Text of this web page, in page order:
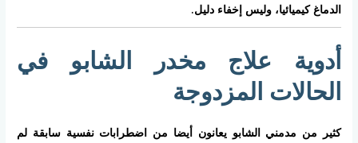
الدماغ كيميائيا، وليس إخفاء دليل.
أدوية علاج مخدر الشابو في
الحالات المزدوجة
كثير من مدمني الشابو يعانون أيضا من اضطرابات نفسية سابقة لم